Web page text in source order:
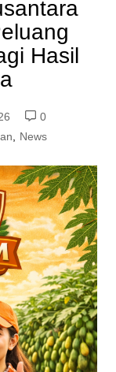
Hasil
0
News